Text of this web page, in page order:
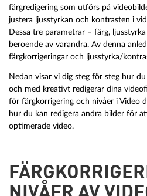
färgredigering som utförs på
justera ljusstyrkan och kontrasten i
Dessa tre parametrar – färg,
beroende av varandra. Av denna
färgkorrigeringar och ljusstyrka/
Nedan visar vi dig steg för steg hur
och med kreativt redigerar dina
för färgkorrigering och nivåer i Video
hur du kan redigera andra bilder för
optimerade video.